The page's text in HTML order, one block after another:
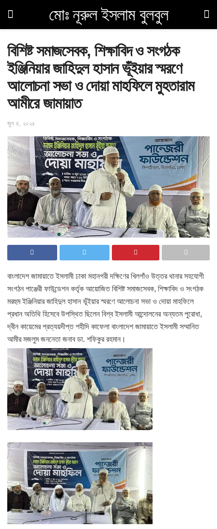
মোঃ নূরুল ইসলাম বুলবুল
বিশিষ্ট সমাজসেবক, শিক্ষাবিদ ও সংগঠক
ইঞ্জিনিয়ার জাহিদুল হাসান ভূঁইয়ার স্মরণে
আলোচনা সভা ও দোয়া মাহফিলে মুহতারাম
আমীরে জামায়াত
জুন ৪, ২০২৫
বাংলাদেশ জামায়াতে ইসলামী ঢাকা মহানগরী দক্ষিণের খিলগাঁও উত্তর থানার সহযোগী
সংগঠন পাঞ্জেরী ফাউন্ডেশন কর্তৃক আয়োজিত বিশিষ্ট সমাজসেবক, শিক্ষাবিদ ও সংগঠক
মরহুম ইঞ্জিনিয়ার জাহিদুল হাসান ভূঁইয়ার স্মরণে আলোচনা সভা ও দোয়া মাহফিলে
প্রধান অতিথি হিসেবে উপস্থিত ছিলেন বিশ্ব ইসলামী আন্দোলনের অন্যতম পুরোধা,
দ্বীন কায়েমের প্রত্যয়দীপ্ত শহীদি কাফেলা বাংলাদেশ জামায়াতে ইসলামী সম্মানিত
আমীর মজলুম জননেতা জনাব ডা. শফিকুর রহমান।